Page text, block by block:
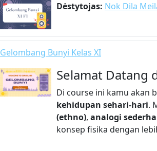
Dėstytojas: Nok Dila
Gelombang Bunyi Kelas XI
Selamat Datang
Di course ini kamu akan
kehidupan sehari-hari.
(ethno), analogi
konsep fisika dengan